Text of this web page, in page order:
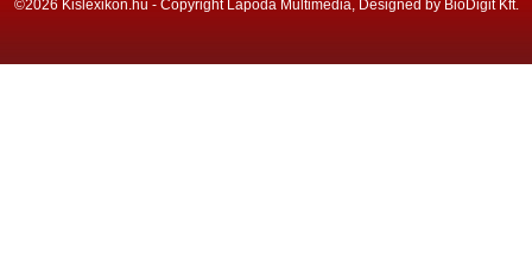
©2026 Kislexikon.hu - Copyright Lapoda Multimédia, Designed by BioDigit Kft.